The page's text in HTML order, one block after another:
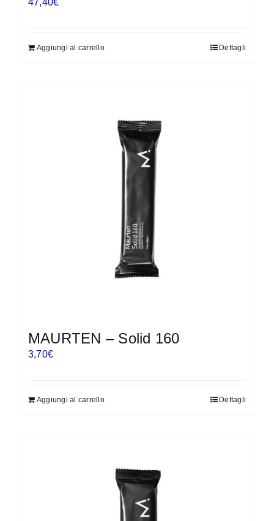
47,40€
Aggiungi al carrello Dettagli
MAURTEN – Solid 160
3,70€
Aggiungi al carrello Dettagli